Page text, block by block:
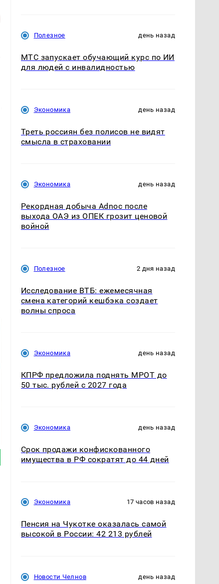
никто не ждал: как
крушение вертолета на
Полезное день назад
МТС запускает обучающий курс по ИИ
для людей с инвалидностью
Экономика день назад
Треть россиян без полисов не видят
смысла в страховании
Экономика день назад
Рекордная добыча Adnoc после
выхода ОАЭ из ОПЕК грозит ценовой
войной
Полезное 2 дня назад
Исследование ВТБ: ежемесячная
смена категорий кешбэка создает
волны спроса
Экономика день назад
КПРФ предложила поднять МРОТ до
50 тыс. рублей с 2027 года
Экономика день назад
Срок продажи конфискованного
имущества в РФ сократят до 44 дней
Экономика 17 часов назад
Пенсия на Чукотке оказалась самой
высокой в России: 42 213 рублей
Новости Челнов день назад